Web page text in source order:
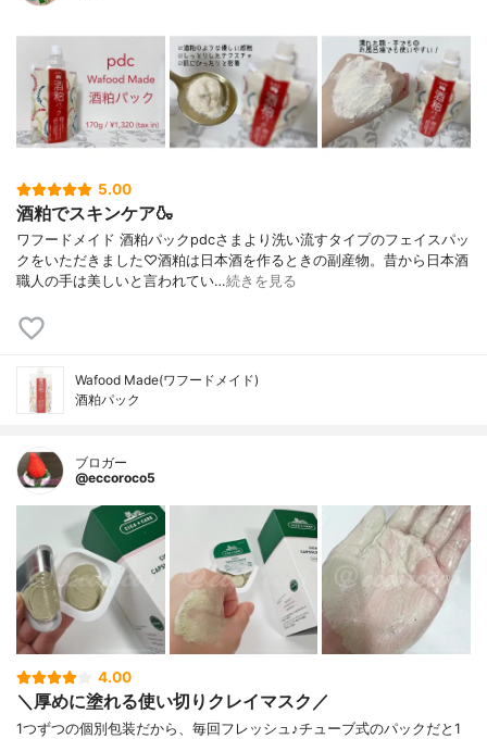
5.00
酒粕でスキンケア🍶
ワフードメイド 酒粕パックpdcさまより洗い流すタイプのフェイスパッ
クをいただきました♡酒粕は日本酒を作るときの副産物。昔から日本酒
職人の手は美しいと言われてい…続きを見る
Wafood Made(ワフードメイド)
酒粕パック
ブロガー
@eccoroco5
4.00
＼厚めに塗れる使い切りクレイマスク／
1つずつの個別包装だから、毎回フレッシュ♪チューブ式のパックだと1